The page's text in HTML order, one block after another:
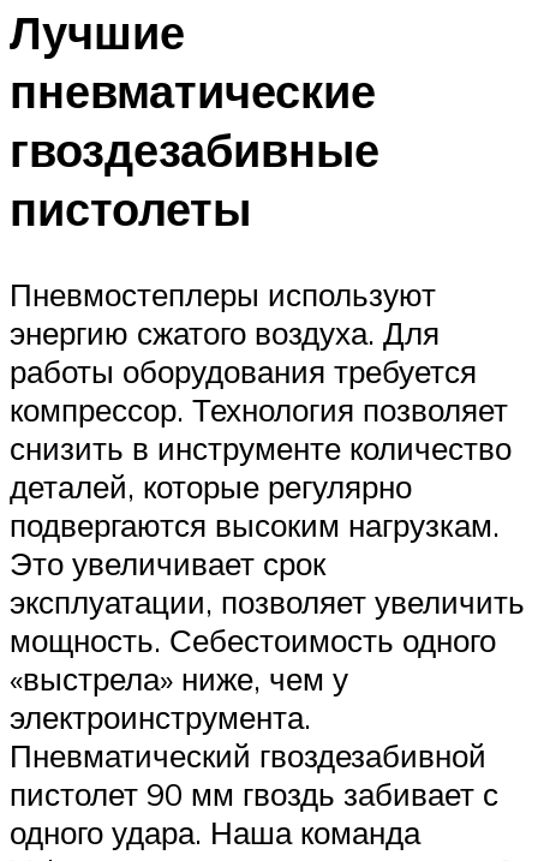
Лучшие
пневматические
гвоздезабивные
пистолеты
Пневмостеплеры используют
энергию сжатого воздуха. Для
работы оборудования требуется
компрессор. Технология позволяет
снизить в инструменте количество
деталей, которые регулярно
подвергаются высоким нагрузкам.
Это увеличивает срок
эксплуатации, позволяет увеличить
мощность. Себестоимость одного
«выстрела» ниже, чем у
электроинструмента.
Пневматический гвоздезабивной
пистолет 90 мм гвоздь забивает с
одного удара. Наша команда